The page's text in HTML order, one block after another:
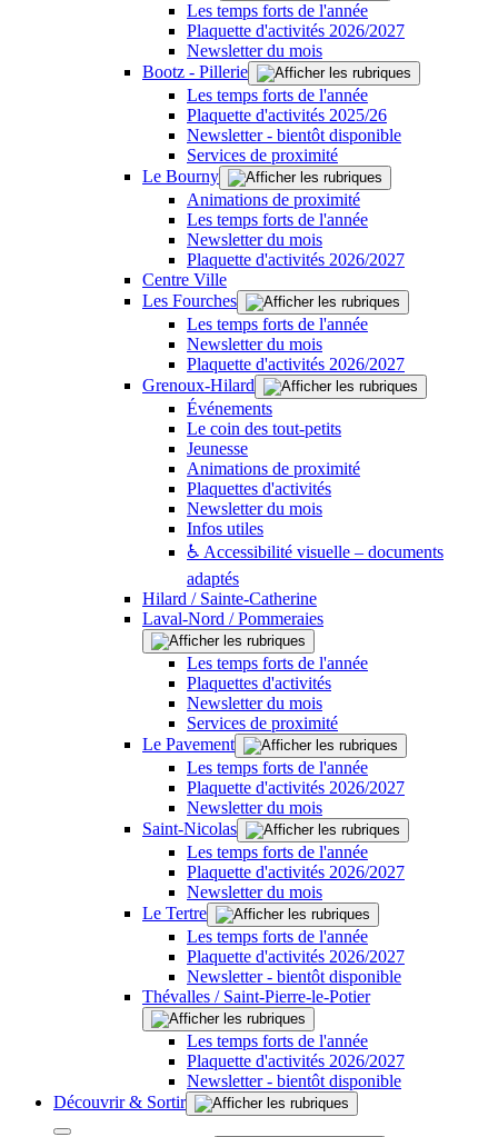
Les temps forts de l'année
Plaquette d'activités 2026/2027
Newsletter du mois
Bootz - Pillerie
Les temps forts de l'année
Plaquette d'activités 2025/26
Newsletter - bientôt disponible
Services de proximité
Le Bourny
Animations de proximité
Les temps forts de l'année
Newsletter du mois
Plaquette d'activités 2026/2027
Centre Ville
Les Fourches
Les temps forts de l'année
Newsletter du mois
Plaquette d'activités 2026/2027
Grenoux-Hilard
Événements
Le coin des tout-petits
Jeunesse
Animations de proximité
Plaquettes d'activités
Newsletter du mois
Infos utiles
♿ Accessibilité visuelle – documents
adaptés
Hilard / Sainte-Catherine
Laval-Nord / Pommeraies
Les temps forts de l'année
Plaquettes d'activités
Newsletter du mois
Services de proximité
Le Pavement
Les temps forts de l'année
Plaquette d'activités 2026/2027
Newsletter du mois
Saint-Nicolas
Les temps forts de l'année
Plaquette d'activités 2026/2027
Newsletter du mois
Le Tertre
Les temps forts de l'année
Plaquette d'activités 2026/2027
Newsletter - bientôt disponible
Thévalles / Saint-Pierre-le-Potier
Les temps forts de l'année
Plaquette d'activités 2026/2027
Newsletter - bientôt disponible
Découvrir & Sortir